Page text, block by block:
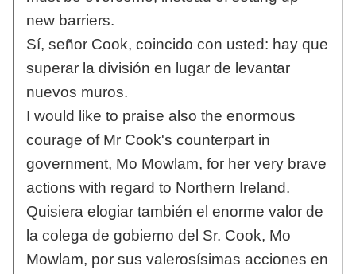
new barriers.
Sí, señor Cook, coincido con usted: hay que
superar la división en lugar de levantar
nuevos muros.
I would like to praise also the enormous
courage of Mr Cook's counterpart in
government, Mo Mowlam, for her very brave
actions with regard to Northern Ireland.
Quisiera elogiar también el enorme valor de
la colega de gobierno del Sr. Cook, Mo
Mowlam, por sus valerosísimas acciones en